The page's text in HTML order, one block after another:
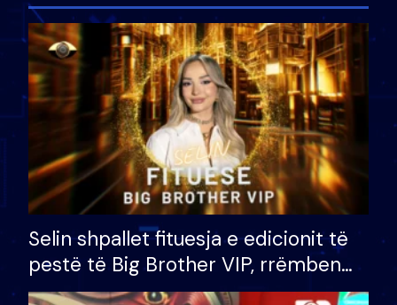
Selin shpallet fituesja e edicionit të
pestë të Big Brother VIP, rrëmben
çmimin e madh prej 100 mijë eurosh